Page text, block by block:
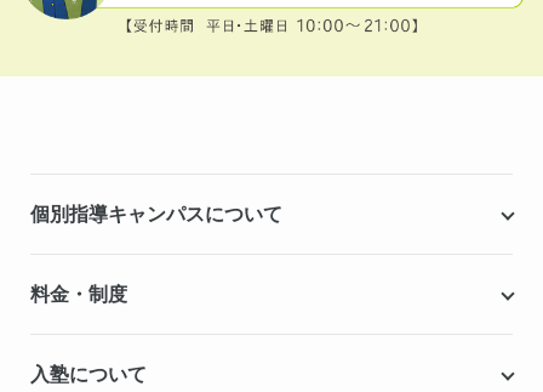
個別指導キャンパスについて
こだわりの個別指導専用教材
料金・制度
入塾について